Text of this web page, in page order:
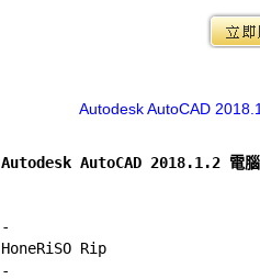
Autodesk AutoCAD
Autodesk AutoCAD 2018.1.2 電
-
-